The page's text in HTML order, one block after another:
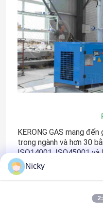
KERONG GAS mang
trong ngành và hơn 30
ISO14001, ISO45001
chứng nhận.
Nicky